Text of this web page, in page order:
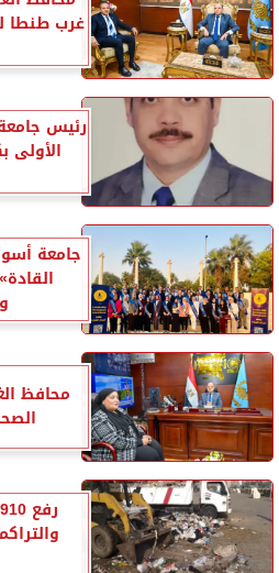
غرب طنطا
رئيس
الأولى
جامعة
محافظ